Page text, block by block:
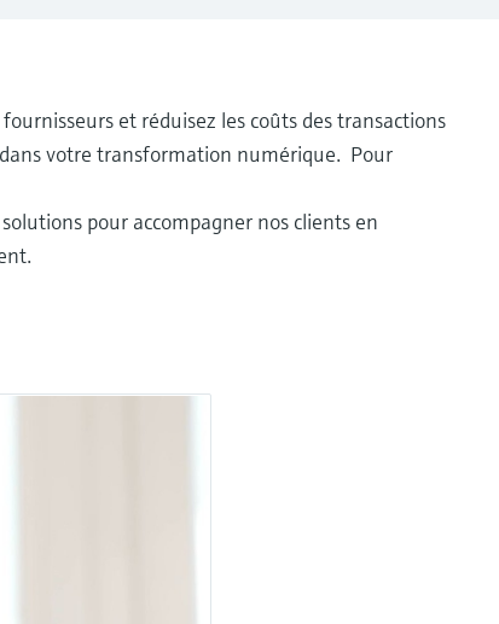
et réduisez les coûts des transactions
votre transformation numérique. Pour
pour accompagner nos clients en